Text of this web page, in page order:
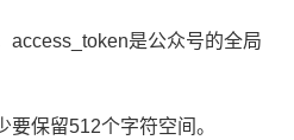
access_token是公众号的全局
保留512个字符空间。